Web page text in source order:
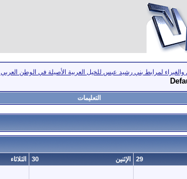
لمرابط بني رشيد عبس للخيل العربية الأصيلة في الوطن العربي
التعليمات
29
30 الإثنين الثلاثاء